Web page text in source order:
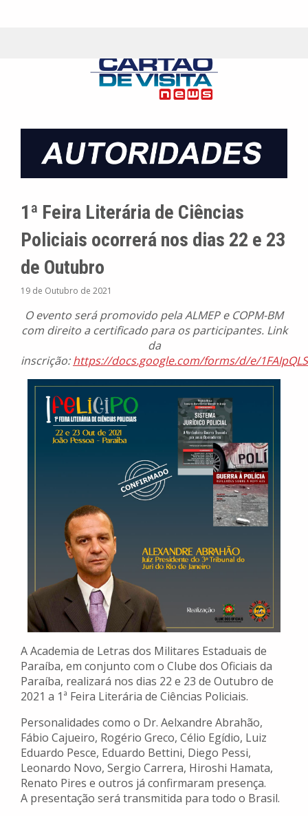
1ª Feira Literária de Ciências
Policiais ocorrerá nos dias 22 e 23
de Outubro
19 de Outubro de 2021
O evento será promovido pela ALMEP e COPM-BM
com direito a certificado para os participantes. Link
da
inscrição:https://docs.google.com/forms/d/e/
A Academia de Letras dos Militares Estaduais de
Paraíba, em conjunto com o Clube dos Oficiais da
Paraíba, realizará nos dias 22 e 23 de Outubro de
2021 a 1ª Feira Literária de Ciências Policiais.
Personalidades como o Dr. Aelxandre Abrahão,
Fábio Cajueiro, Rogério Greco, Célio Egídio, Luiz
Eduardo Pesce, Eduardo Bettini, Diego Pessi,
Leonardo Novo, Sergio Carrera, Hiroshi Hamata,
Renato Pires e outros já confirmaram presença.
A presentação será transmitida para todo o Brasil.